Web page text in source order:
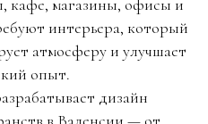
кафе, магазины, офисы и
интерьера, который
атмосферу и улучшает
опыт.
дизайн